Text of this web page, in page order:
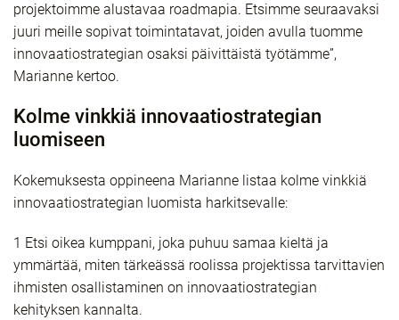
projektoimme alustavaa roadmapia. Etsimme seuraavaksi
juuri meille sopivat toimintatavat, joiden avulla tuomme
innovaatiostrategian osaksi päivittäistä työtämme”,
Marianne kertoo.
Kolme vinkkiä innovaatiostrategian
luomiseen
Kokemuksesta oppineena Marianne listaa kolme vinkkiä
innovaatiostrategian luomista harkitsevalle:
1 Etsi oikea kumppani, joka puhuu samaa kieltä ja
ymmärtää, miten tärkeässä roolissa projektissa tarvittavien
ihmisten osallistaminen on innovaatiostrategian
kehityksen kannalta.